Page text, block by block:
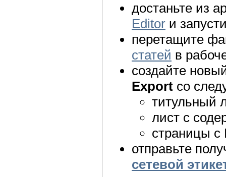
достаньте из
Editor и
перетащите
статей в
создайте
Export со
титульный
лист с
страницы с
отправьте
сетевой